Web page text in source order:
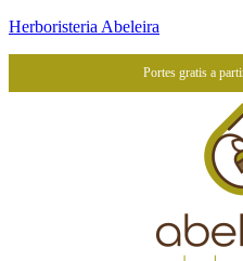
Herboristeria Abeleira
Portes gratis a